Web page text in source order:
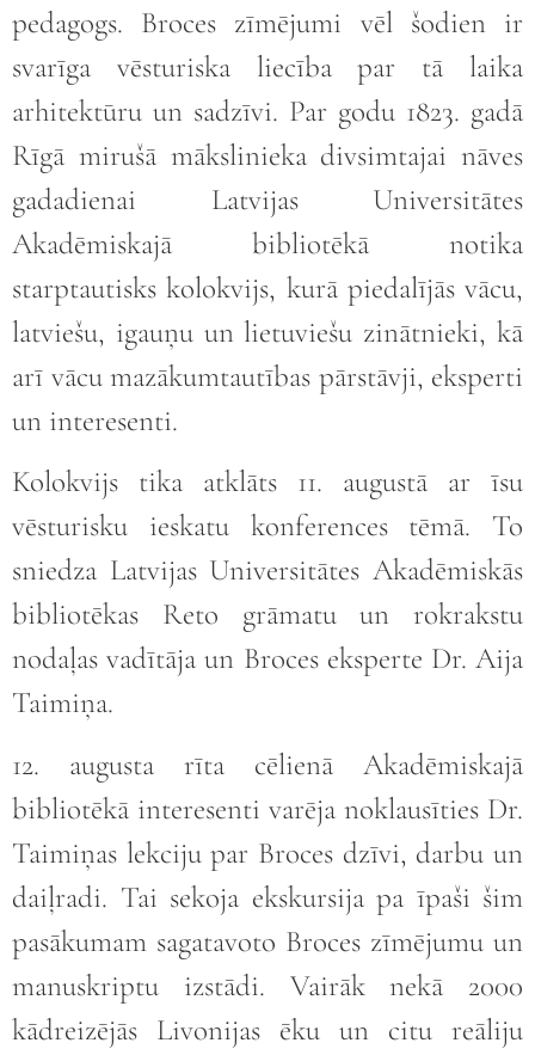
pedagogs. Broces zīmējumi vēl šodien ir
svarīga vēsturiska liecība par tā laika
arhitektūru un sadzīvi. Par godu 1823. gadā
Rīgā mirušā mākslinieka divsimtajai nāves
gadadienai Latvijas Universitātes
Akadēmiskajā bibliotēkā notika
starptautisks kolokvijs, kurā piedalījās vācu,
latviešu, igauņu un lietuviešu zinātnieki, kā
arī vācu mazākumtautības pārstāvji, eksperti
un interesenti.
Kolokvijs tika atklāts 11. augustā ar īsu
vēsturisku ieskatu konferences tēmā. To
sniedza Latvijas Universitātes Akadēmiskās
bibliotēkas Reto grāmatu un rokrakstu
nodaļas vadītāja un Broces eksperte Dr. Aija
Taimiņa.
12. augusta rīta cēlienā Akadēmiskajā
bibliotēkā interesenti varēja noklausīties Dr.
Taimiņas lekciju par Broces dzīvi, darbu un
daiļradi. Tai sekoja ekskursija pa īpaši šim
pasākumam sagatavoto Broces zīmējumu un
manuskriptu izstādi. Vairāk nekā 2000
kādreizējās Livonijas ēku un citu reāliju